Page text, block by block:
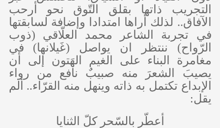
التجريب ذاتها بقلق التّوق نحو أرحب
الآفاق.. لذلك أراها امتدادا وإضافة لسابقتها
في تجربة الشاعر محمد العلّاقي (ذوب
الرّواح) ننتظر ان يواصل (غَيلانها) في
مغامرة البناء على الغيم الهَتون إلى أن
يصيبَ الشعرَ منه صبيبٌ نافع من رواء
الإبداع تكتمل به ذاته وينهل منه القرّاء.. ألم
يقل:
أعطّر بالسّحر كلّ الثنايا